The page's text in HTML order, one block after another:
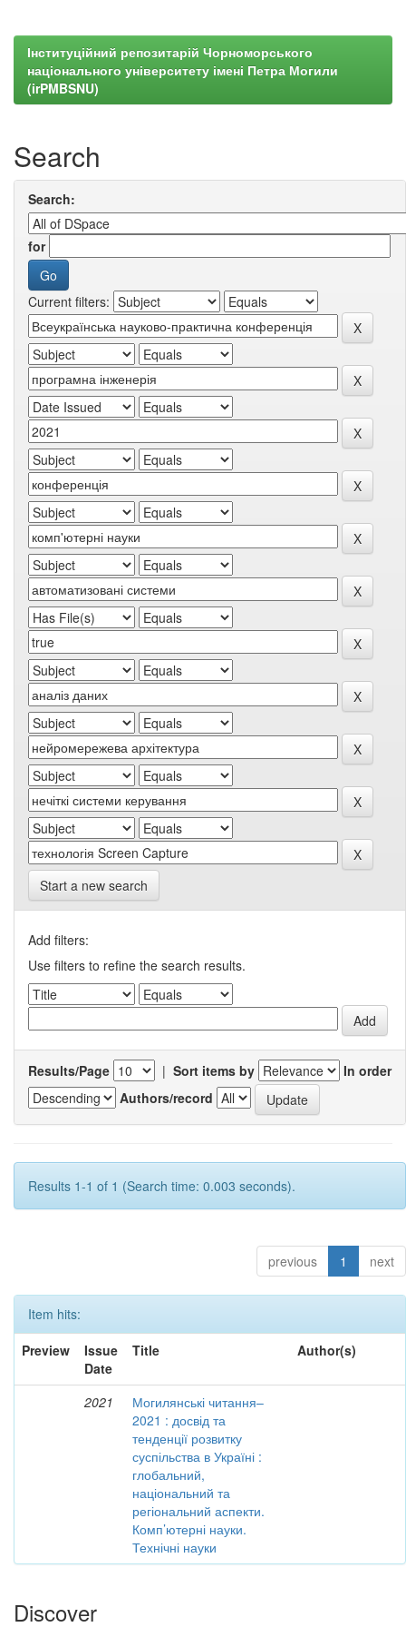
Інституційний репозитарій Чорноморського
національного університету імені Петра Могили
(irPMBSNU)
Search
Search:
for
Current filters:
Start a new search
Add filters:
Use filters to refine the search results.
Results/Page | Sort items by
In order
Authors/record
Results 1-1 of 1 (Search time: 0.003 seconds).
previous 1 next
Item hits:
Preview
Issue
Date
Title Author(s)
2021
Могилянські читання–
2021 : досвід та
тенденції розвитку
суспільства в Україні :
глобальний,
національний та
регіональний аспекти.
Комп’ютерні науки.
Технічні науки
Discover